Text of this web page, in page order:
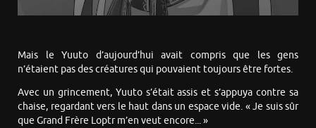
Mais le Yuuto d’aujourd’hui avait compris que les gens
n’étaient pas des créatures qui pouvaient toujours être fortes.
Avec un grincement, Yuuto s’était assis et s’appuya contre sa
chaise, regardant vers le haut dans un espace vide. « Je suis sûr
que Grand Frère Loptr m’en veut encore... »